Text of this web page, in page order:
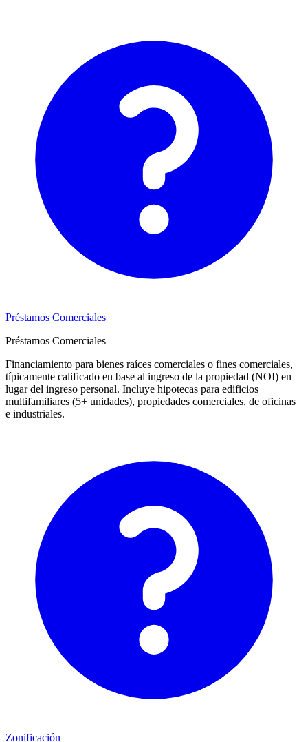
Préstamos Comerciales
Préstamos Comerciales
Financiamiento para bienes raíces comerciales o fines comerciales,
típicamente calificado en base al ingreso de la propiedad (NOI) en
lugar del ingreso personal. Incluye hipotecas para edificios
multifamiliares (5+ unidades), propiedades comerciales, de oficinas
e industriales.
Zonificación